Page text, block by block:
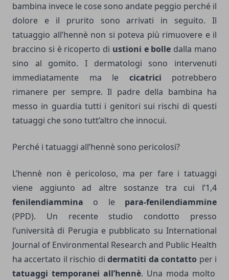
bambina invece le cose sono andate peggio perché il
dolore e il prurito sono arrivati in seguito. Il
tatuaggio all’hennè non si poteva più rimuovere e il
braccino si è ricoperto di ustioni e bolle dalla mano
sino al gomito. I dermatologi sono intervenuti
immediatamente ma le cicatrici potrebbero
rimanere per sempre. Il padre della bambina ha
messo in guardia tutti i genitori sui rischi di questi
tatuaggi che sono tutt’altro che innocui.
Perché i tatuaggi all’hennè sono pericolosi?
L’hennè non è pericoloso, ma per fare i tatuaggi
viene aggiunto ad altre sostanze tra cui l’1,4
fenilendiammina o le para-fenilendiammine
(PPD). Un recente studio condotto presso
l’università di Perugia e pubblicato su International
Journal of Environmental Research and Public Health
ha accertato il rischio didermatiti da contatto per i
tatuaggi temporanei all’hennè. Una moda molto